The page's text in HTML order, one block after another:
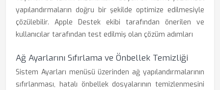
yapılandırmaların doğru bir şekilde optimize edilmesiyle
çözülebilir. Apple Destek ekibi tarafından önerilen ve
kullanıcılar tarafından test edilmiş olan çözüm adımları
Ağ Ayarlarını Sıfırlama ve Önbellek Temizliği
Sistem Ayarları menüsü üzerinden ağ yapılandırmalarının
sıfırlanması, hatalı önbellek dosyalarının temizlenmesini